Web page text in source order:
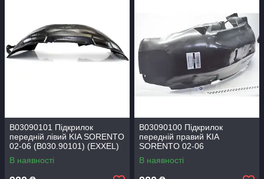
B03090101 Підкрилок
передній лівий KIA SORENTO
02-06 (B030.90101) (EXXEL)
В наявності
B03090100 Підкрилок
передній правий KIA
SORENTO 02-06
(B030.90100) (EXXEL)
В наявності